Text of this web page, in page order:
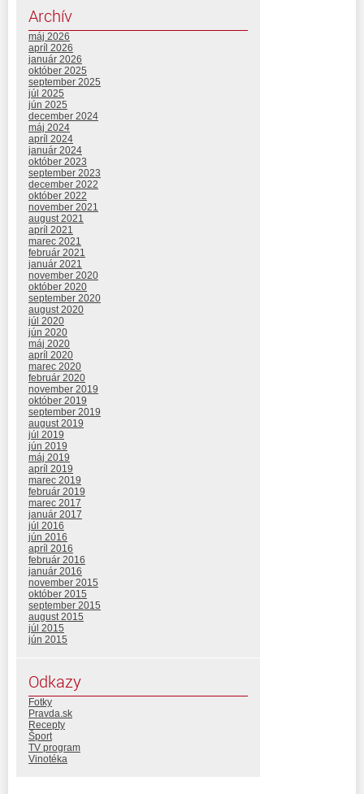
Archív
máj 2026
apríl 2026
január 2026
október 2025
september 2025
júl 2025
jún 2025
december 2024
máj 2024
apríl 2024
január 2024
október 2023
september 2023
december 2022
október 2022
november 2021
august 2021
apríl 2021
marec 2021
február 2021
január 2021
november 2020
október 2020
september 2020
august 2020
júl 2020
jún 2020
máj 2020
apríl 2020
marec 2020
február 2020
november 2019
október 2019
september 2019
august 2019
júl 2019
jún 2019
máj 2019
apríl 2019
marec 2019
február 2019
marec 2017
január 2017
júl 2016
jún 2016
apríl 2016
február 2016
január 2016
november 2015
október 2015
september 2015
august 2015
júl 2015
jún 2015
Odkazy
Fotky
Pravda.sk
Recepty
Šport
TV program
Vinotéka